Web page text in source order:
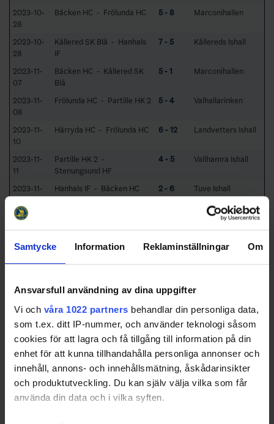
Samtycke Information Reklaminställningar Om
Ansvarsfull användning av dina uppgifter
Vi och våra 1022 partners behandlar din personliga data,
som t.ex. ditt IP-nummer, och använder teknologi såsom
cookies för att lagra och få tillgång till information på din
enhet för att kunna tillhandahålla personliga annonser och
innehåll, annons- och innehållsmätning, åskådarinsikter
och produktutveckling. Du kan själv välja vilka som får
använda din data och i vilka syften.
2023-10-
28
Bäcken HC - Frölunda HC 5 - 8 Marconihallen
2023-10-
28
Kållered SK Blå - Hanhals
IF
7 - 5 Kållereds Ishall
2023-11-
07
Bäcken HC - Kållered SK
Blå
5 - 1 Marconihallen
2023-11-
08
Frölunda HC - Partille HK 2 5 - 4 Valhallarinken
2023-11-
10
Härryda HC - Frölunda HC 6 - 12 Landvetters Ishall
2023-11-
11
Partille HK 2 -
Stenungsund HF
4 - 5 Vallhamra Ishall
2023-11-
11
Hanhals IF - Bäcken HC 2 - 6 Tuve Ishall
Group Standings
Games)
RK Team GP W T L GD
TP
Bäcken HC 9
Kållered SK Blå
3
Partille HK 2 6 3 2 1 11
11
4
Stenungsund HF 6 2 3 1 10
11
5
Frölunda HC 6 3 1 2 8
11
6
Hanhals IF 6 1 1 4 -17
5
Härryda HC 6